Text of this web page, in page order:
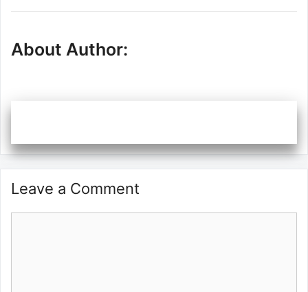
About Author:
Leave a Comment